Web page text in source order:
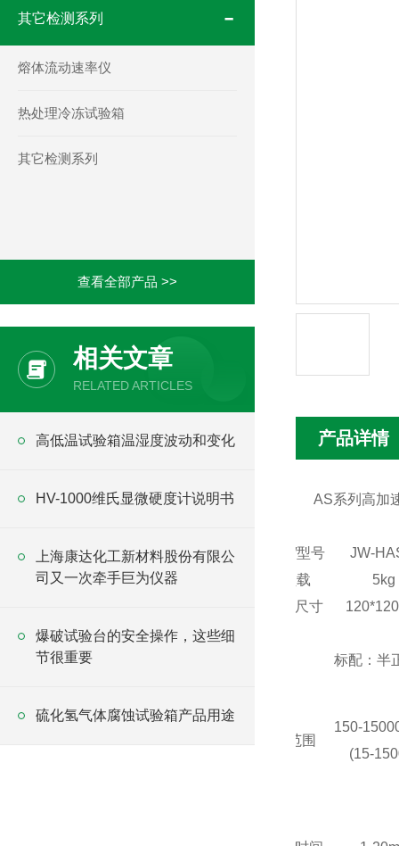
其它检测系列
熔体流动速率仪
热处理冷冻试验箱
其它检测系列
查看全部产品 >>
相关文章
RELATED ARTICLES
高低温试验箱温湿度波动和变化
HV-1000维氏显微硬度计说明书
上海康达化工新材料股份有限公
司又一次牵手巨为仪器
爆破试验台的安全操作，这些细
节很重要
硫化氢气体腐蚀试验箱产品用途
产品详情
AS系列高加
技术指标/型号 JW-
zui大负载
5kg
工作台面尺寸
标配：半
加速度范围
150-
(15-